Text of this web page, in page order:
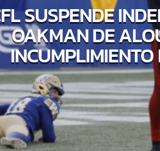
SUSPENDE
OAKMAN DE